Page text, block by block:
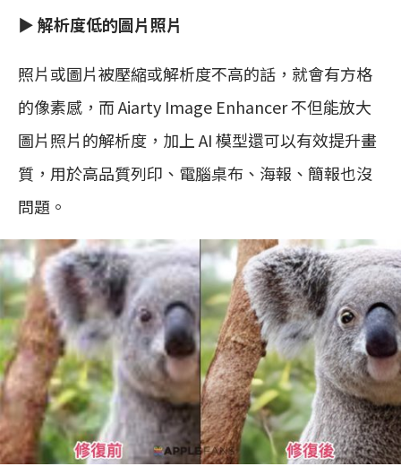
▶︎解析度低的圖片照片
照片或圖片被壓縮或解析度不高的話，就會有方格
的像素感，而 Aiarty Image Enhancer 不但能放大
圖片照片的解析度，加上 AI 模型還可以有效提升畫
質，用於高品質列印、電腦桌布、海報、簡報也沒
問題。